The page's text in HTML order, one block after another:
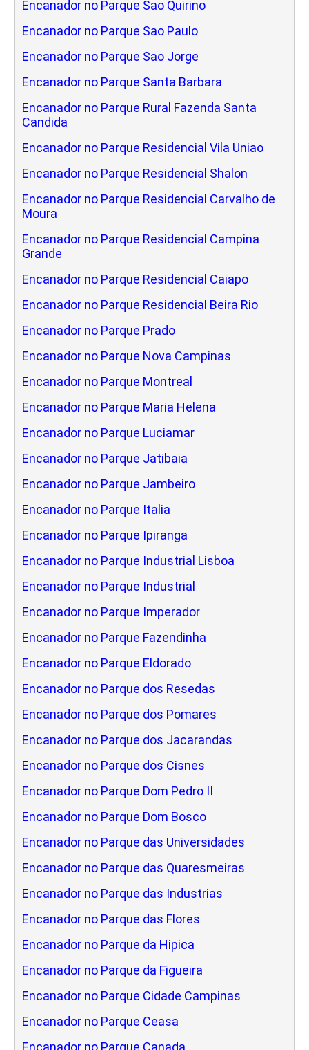
Encanador no Parque Sao Quirino
Encanador no Parque Sao Paulo
Encanador no Parque Sao Jorge
Encanador no Parque Santa Barbara
Encanador no Parque Rural Fazenda Santa
Candida
Encanador no Parque Residencial Vila Uniao
Encanador no Parque Residencial Shalon
Encanador no Parque Residencial Carvalho de
Moura
Encanador no Parque Residencial Campina
Grande
Encanador no Parque Residencial Caiapo
Encanador no Parque Residencial Beira Rio
Encanador no Parque Prado
Encanador no Parque Nova Campinas
Encanador no Parque Montreal
Encanador no Parque Maria Helena
Encanador no Parque Luciamar
Encanador no Parque Jatibaia
Encanador no Parque Jambeiro
Encanador no Parque Italia
Encanador no Parque Ipiranga
Encanador no Parque Industrial Lisboa
Encanador no Parque Industrial
Encanador no Parque Imperador
Encanador no Parque Fazendinha
Encanador no Parque Eldorado
Encanador no Parque dos Resedas
Encanador no Parque dos Pomares
Encanador no Parque dos Jacarandas
Encanador no Parque dos Cisnes
Encanador no Parque Dom Pedro II
Encanador no Parque Dom Bosco
Encanador no Parque das Universidades
Encanador no Parque das Quaresmeiras
Encanador no Parque das Industrias
Encanador no Parque das Flores
Encanador no Parque da Hipica
Encanador no Parque da Figueira
Encanador no Parque Cidade Campinas
Encanador no Parque Ceasa
Encanador no Parque Canada